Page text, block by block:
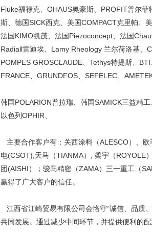
Fluke福禄克、OHAUS奥豪斯、PROFIT普尔
斯、德国SICK西克、美国COMPACT克里帕、
法国KIMO凯茂、法国Piezoconcept、法国
Radiall雷迪埃、Lamy Rheology 兰尔荷洛基、
POMPES GROSCLAUDE、Tethys特提斯、
FRANCE、GRUNDFOS、SEFELEC、AMETEK
韩国POLARION普拉瑞、韩国SAMICK三益精
以色列OPHIR、
主要合作客户有：关西涂料（ALESCO）、
电(CSOT),天马（TIANMA）, 柔宇（ROYOLE
团(AISHI）；骏马精密（ZAMA）三一重工（
赢得了广大客户的信任。
江西省江崎贸易有限公司会恪守“诚信、品质
共同发展。通过减少中间环节，并提供便利的